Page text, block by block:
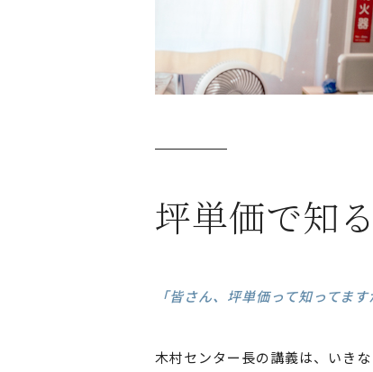
坪単価で知
「皆さん、坪単価って知ってます
木村センター長の講義は、いき